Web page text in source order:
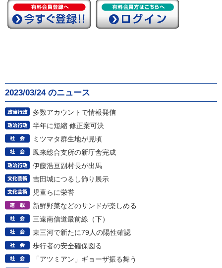
2023/03/24 のニュース
多数アカウントで情報発信
半年に短縮 修正案可決
ミツマタ群生地が見頃
鳳来総合支所の新庁舎完成
伊藤浩亘副村長が出馬
吉田城につるし飾り展示
児童らに栄誉
新鮮野菜などのサンドが楽しめる
三遠南信道最前線（下）
東三河で新たに79人の陽性確認
歩行者の安全確保図る
「アツミアン」ギョーザ振る舞う